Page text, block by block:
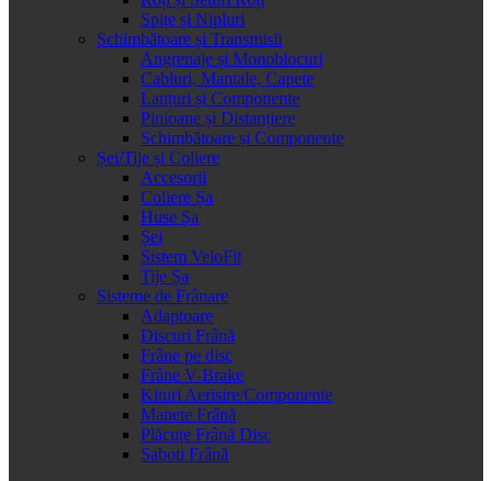
Spițe și Nipluri
Schimbătoare și Transmisii
Angrenaje și Monoblocuri
Cabluri, Mantale, Capete
Lanțuri și Componente
Pinioane și Distanțiere
Schimbătoare și Componente
Șei/Tije și Coliere
Accesorii
Coliere Șa
Huse Șa
Șei
Sistem VeloFit
Tije Șa
Sisteme de Frânare
Adaptoare
Discuri Frână
Frâne pe disc
Frâne V-Brake
Kituri Aerisire/Componente
Manete Frână
Plăcuțe Frână Disc
Saboti Frână